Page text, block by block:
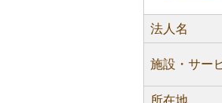
法人名
施設・サー
所在地